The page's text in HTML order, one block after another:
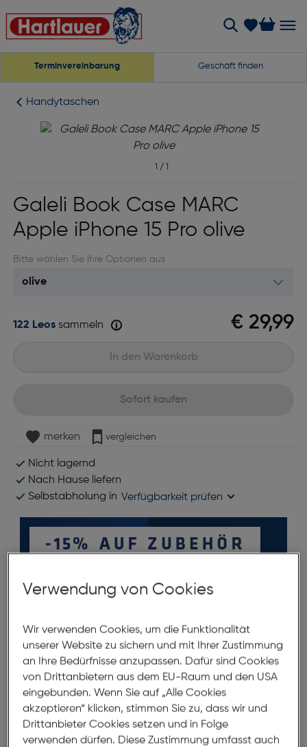
Terminvereinbarung Geschäft finden
Handytaschen
1 / 1
Galeli Book Case MARC
Apple iPhone 15 Pro olive
Bitte wählen Sie Ihre Optionen aus
€ 29,99
122 Leossammeln
Sofort kaufen
In den Warenkorb
merken vergleichen
Nicht lagernd
Nach Hause liefern
Selbstabholung in Verfügbarkeit prüfen
Produktbeschreibung
Galeli Book Case MARC Apple
iPhone 15 Pro olive
ArtNr.: 620934802
Verwendung von Cookies
Wir verwenden Cookies, um die Funktionalität
unserer Website zu sichern und mit Ihrer Zustimmung
an Ihre Bedürfnisse anzupassen. Dafür sind Cookies
von Drittanbietern aus dem EU-Raum und den USA
eingebunden. Wenn Sie auf „Alle Cookies
akzeptieren“ klicken, stimmen Sie zu, dass wir und
Drittanbieter Cookies setzen und in Folge
verwenden dürfen. Diese Zustimmung umfasst auch